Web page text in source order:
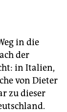
in die
der
in Italien,
von Dieter
zu dieser